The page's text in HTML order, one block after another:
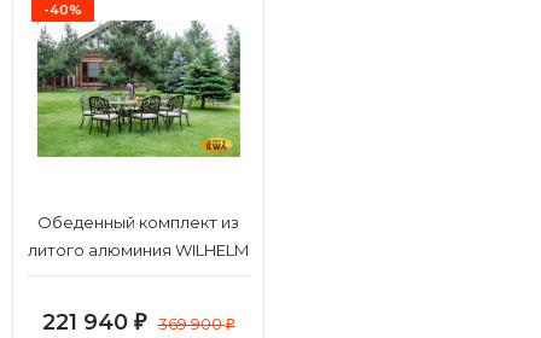
-40%
Обеденный комплект из
литого алюминия WILHELM
221 940 ₽ 369 900₽